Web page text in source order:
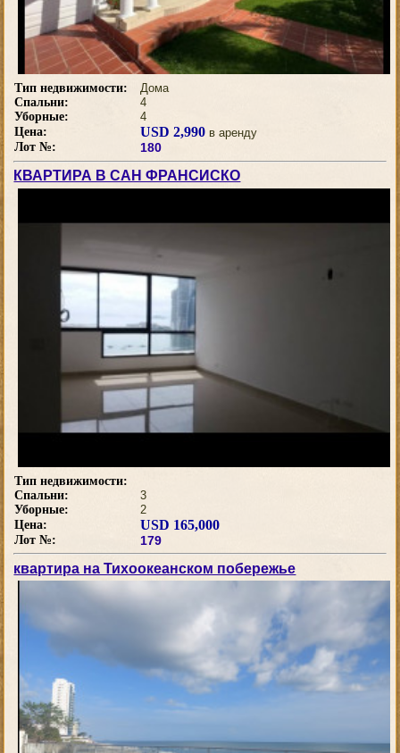
Тип недвижимости:
Дома
Спальни:
4
Уборные:
4
Цена:
USD 2,990 в аренду
Лот №:
180
КВАРТИРА В САН ФРАНСИСКО
Тип недвижимости:
Спальни:
3
Уборные:
2
Цена:
USD 165,000
Лот №: 179
квартира на Тихоокеанском побережье